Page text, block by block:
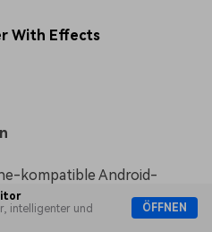
intelligenter und
ÖFFNEN
With Effects
kompatible Android-
mit der Sie Ihre
können.